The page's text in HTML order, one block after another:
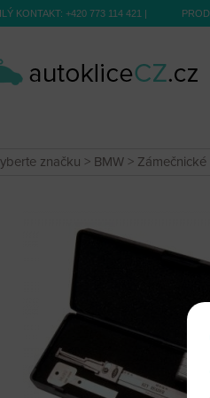
KONTAKT: +420 773 114 421 |
značku > BMW >